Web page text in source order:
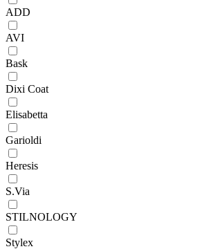
ADD
AVI
Bask
Dixi Coat
Elisabetta
Garioldi
Heresis
S.Via
STILNOLOGY
Stylex